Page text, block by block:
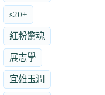
s20+
紅粉驚魂
展志學
宜雄玉潤